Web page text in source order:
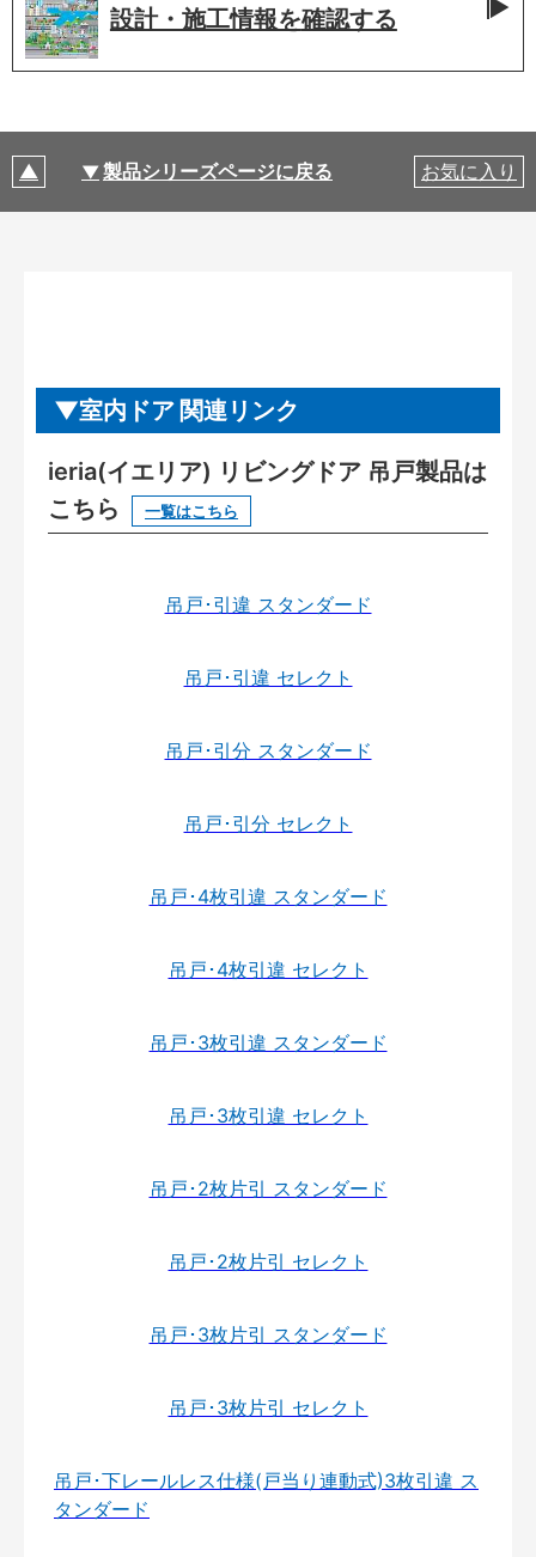
設計・施工情報を確認する
製品シリーズページに戻る お気に入り
室内ドア 関連リンク
ieria(イエリア) リビングドア 吊戸製品は
こちら
一覧はこちら
吊戸･引違 スタンダード
吊戸･引違 セレクト
吊戸･引分 スタンダード
吊戸･引分 セレクト
吊戸･4枚引違 スタンダード
吊戸･4枚引違 セレクト
吊戸･3枚引違 スタンダード
吊戸･3枚引違 セレクト
吊戸･2枚片引 スタンダード
吊戸･2枚片引 セレクト
吊戸･3枚片引 スタンダード
吊戸･3枚片引 セレクト
吊戸･下レールレス仕様(戸当り連動式)3枚引違 ス
タンダード